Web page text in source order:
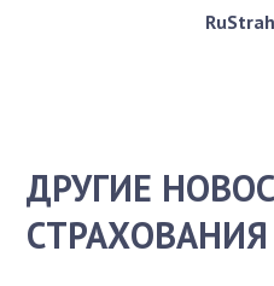
ДРУГИЕ
СТРАХОВАНИЯ